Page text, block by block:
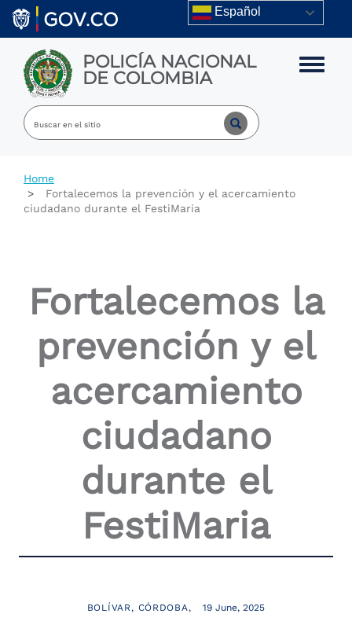
Skip to main content Español
POLICÍA NACIONAL
DE COLOMBIA Toggle
Home
Fortalecemos la prevención y el acercamiento
ciudadano durante el FestiMaria
Fortalecemos la
prevención y el
acercamiento
ciudadano
durante el
FestiMaria
BOLÍVAR CÓRDOBA 19 June, 2025